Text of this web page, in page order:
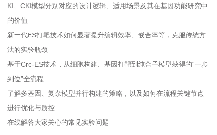
KI、CKI模型分别对应的设计逻辑、适用场景及其在基因功能研究中
的价值
新一代ES打靶技术如何显著提升编辑效率、嵌合率等，克服传统方
法的实验瓶颈
基于Cre-ES技术，从细胞构建、基因打靶到纯合子模型获得的“一步
到位”全流程
了解多基因、复杂模型并行构建的策略，以及如何在流程关键节点
进行优化与质控
在线解答大家关心的常见实验问题